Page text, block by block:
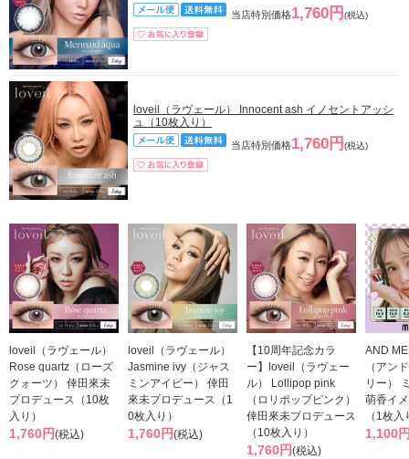
当店特別価格1,760円 (税込)
loveil（ラヴェール） Innocent ash イノセントアッシ
ュ（10枚入り）
当店特別価格1,760円 (税込)
loveil（ラヴェール）
Rose quartz（ローズ
クォーツ） 倖田來未
プロデュース（10枚
入り）
1,760円(税込)
loveil（ラヴェール）
Jasmine ivy（ジャス
ミンアイビー） 倖田
來未プロデュース（1
0枚入り）
1,760円(税込)
【10周年記念カラ
ー】loveil（ラヴェー
ル） Lollipop pink
（ロリポップピンク）
倖田來未プロデュース
（10枚入り）
1,760円(税込)
AND
（アン
リー）
萌香イ
（1枚入
1,100